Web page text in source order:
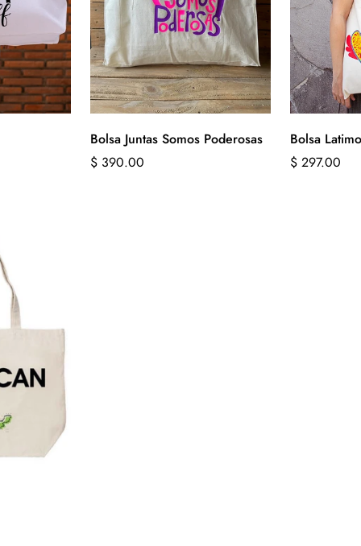
Bolsa Juntas Somos Poderosas
Precio
$ 390.00
Bolsa
Precio
$ 297.00